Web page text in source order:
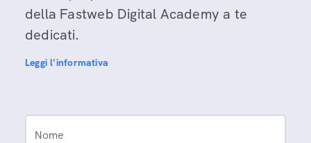
della Fastweb Digital Academy a te
dedicati.
Leggi l'informativa
Nome